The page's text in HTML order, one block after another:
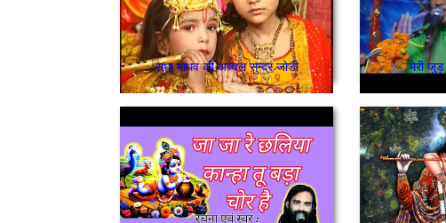
राधा माधव की अव्चल सुन्दर जोडी मेरी जुड़